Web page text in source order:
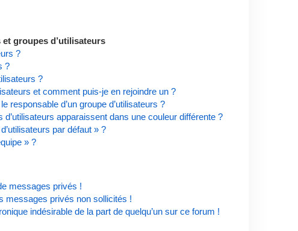
groupes d’utilisateurs
?
?
?
et comment puis-je en rejoindre un ?
responsable d’un groupe d’utilisateurs ?
d’utilisateurs apparaissent dans une couleur différente ?
par défaut » ?
» ?
messages privés !
messages privés non sollicités !
indésirable de la part de quelqu’un sur ce forum !